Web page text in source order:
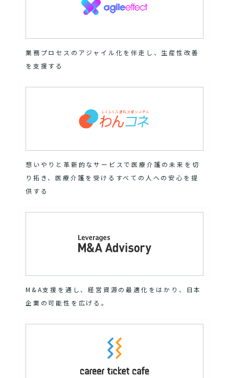
業務プロセスのアジャイル化を伴走し、生産性改善
を支援する
想いやりと革新的なサービスで医療介護の未来を切
り拓き、医療介護を受けるすべての人への安心を提
供する
M&A支援を通し、経営資源の最適化をはかり、日本
企業の可能性を広げる。